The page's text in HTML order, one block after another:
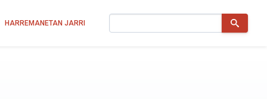
HARREMANETAN JARRI